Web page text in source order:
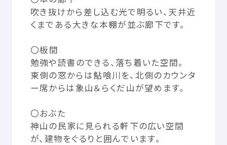
Mexへのお問 い合わせ
© Mex
吹き抜けから差 し込む光で 明るい、 天井近
くまである大きな本棚が並ぶ廊下です。
〇板間
勉強や読書のできる、 落ち着いた空間。
東側の窓からは鮎喰川 を、 北側のカウンタ
ー席からは象山＆らくだ山が望めます。
〇おぶた
神山 の民家に見られる軒下の広い空間
が、 建物をぐるりと囲んでいます。